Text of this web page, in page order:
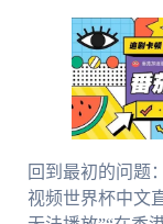
回到最初的问题
视频世界杯中文